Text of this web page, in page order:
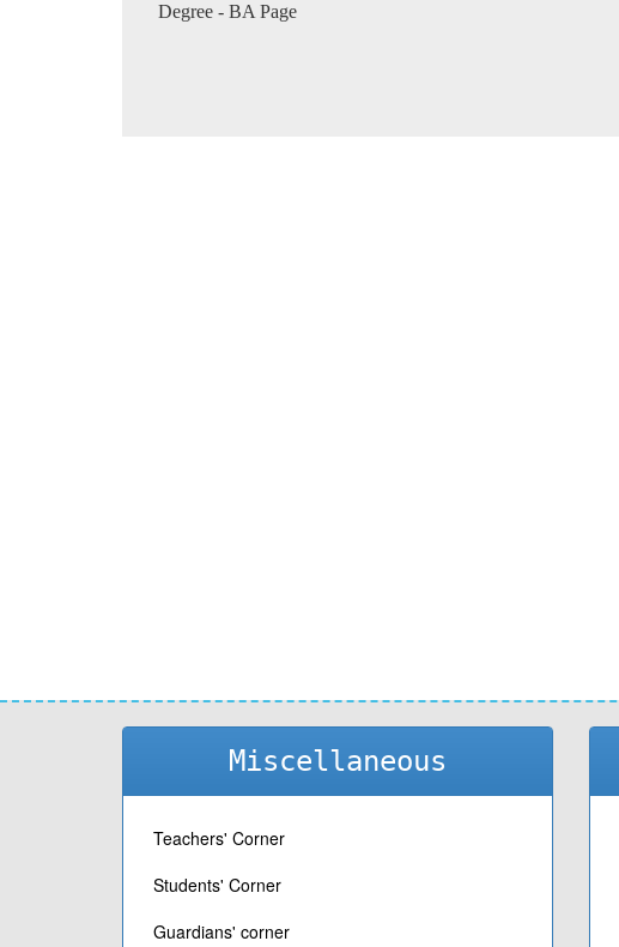
Degree - BA Page
Miscellaneous
Teachers' Corner
Students' Corner
Guardians' corner